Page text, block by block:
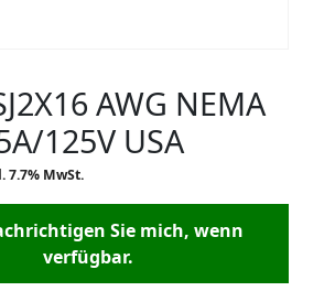
AWG NEMA
125V USA
7.7% MwSt.
Sie mich, wenn
verfügbar.